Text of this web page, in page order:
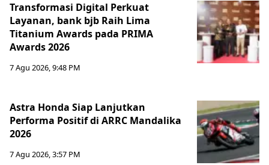
Transformasi Digital Perkuat
Layanan, bank bjb Raih Lima
Titanium Awards pada PRIMA
Awards 2026
7 Agu 2026, 9:48 PM
Astra Honda Siap Lanjutkan
Performa Positif di ARRC Mandalika
2026
7 Agu 2026, 3:57 PM